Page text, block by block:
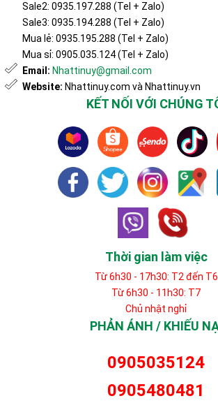
Sale2: 0935.197.288 (Tel + Zalo)
Sale3: 0935.194.288 (Tel + Zalo)
Mua lẻ: 0935.195.288 (Tel + Zalo)
Mua sỉ: 0905.035.124 (Tel + Zalo)
Email: Nhattinuy@gmail.com
Website: Nhattinuy.com và Nhattinuy.vn
KẾT NỐI VỚI CHÚNG
Thời gian làm việc
Từ 6h30 - 17h30: T2 đến T6
Từ 6h30 - 11h30: T7
Chủ nhật nghỉ
PHẢN ÁNH / KHIẾU
0905035124
0905480481